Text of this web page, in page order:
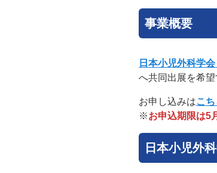
事業概要
日本小児外科学
へ共同出展を希望
お申し込みはこ
※お申込期限は5
日本小児外